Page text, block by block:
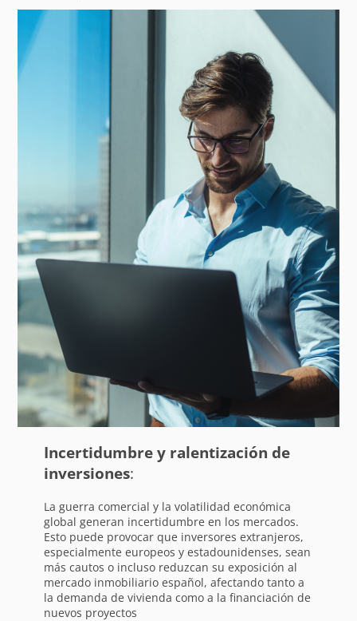
Incertidumbre y ralentización de
inversiones:
La guerra comercial y la volatilidad económica
global generan incertidumbre en los mercados.
Esto puede provocar que inversores extranjeros,
especialmente europeos y estadounidenses, sean
más cautos o incluso reduzcan su exposición al
mercado inmobiliario español, afectando tanto a
la demanda de vivienda como a la financiación de
nuevos proyectos